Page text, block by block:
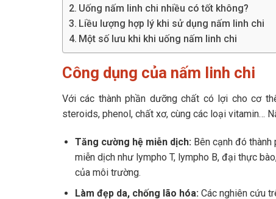
Uống nấm linh chi nhiều có tốt không?
Liều lượng hợp lý khi sử dụng nấm linh chi
Một số lưu khi khi uống nấm linh chi
Công dụng của nấm linh chi
Với các thành phần dưỡng chất có lợi cho cơ
steroids, phenol, chất xơ, cùng các loại vitamin…
Tăng cường hệ miễn dịch: Bên cạnh đó
miễn dịch như lympho T, lympho B, đại thực
của môi trường.
Làm đẹp da, chống lão hóa:Các nghiên cứu